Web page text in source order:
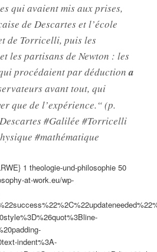
qui avaient mis aux prises,
de Descartes et l’école
de Torricelli, puis les
les partisans de Newton : les
procédaient par déductiona
avant tout, qui
que de l’expérience.“ (p.
#Galilée #Torricelli
#mathématique
1 theologie-und-philosophie 50
at-work.eu/wp-
indent%3A-